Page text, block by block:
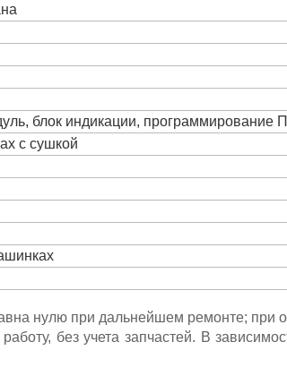
блок индикации, программирование
с сушкой
нулю при дальнейшем ремонте; при
без учета запчастей. В